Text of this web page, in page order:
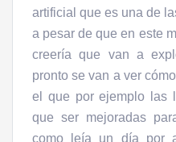
artificial que es una de
a pesar de que en este
creería que van a
pronto se van a ver
el que por ejemplo las
que ser mejoradas
como leía un día por